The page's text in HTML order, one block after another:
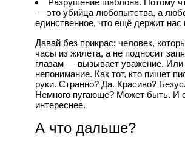
Разрушение шаблона. Потому
— это убийца любопытства, а
единственное, что ещё держит нас
Давай без прикрас: человек,
часы из жилета, а не подносит
глазам — вызывает уважение. Или
непонимание. Как тот, кто пишет
руки. Странно? Да. Красиво?
Немного пугающе? Может быть. И
интереснее.
А что дальше?